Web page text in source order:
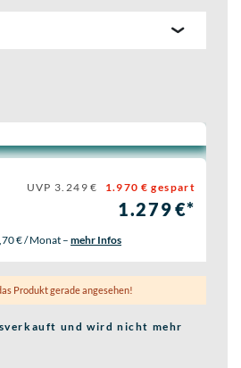
UVP 3.249 € 1.970 € gespart
1.279 €*
€ / Monat – mehr Infos
Produkt gerade angesehen!
und wird nicht mehr